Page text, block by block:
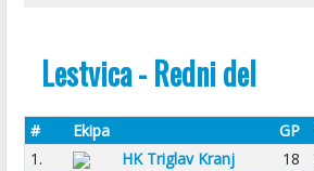
Lestvica - Redni del
# Ekipa GP
1.
HK Triglav Kranj 18